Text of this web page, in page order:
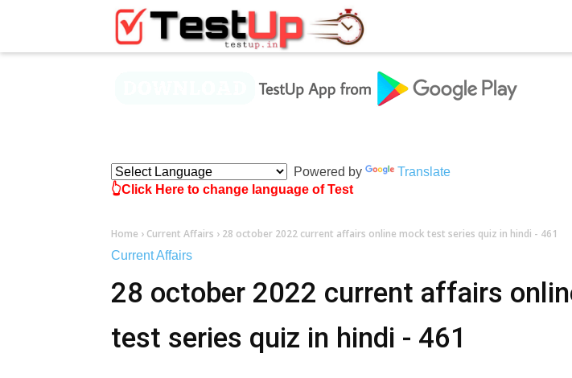
Powered by
Translate
👆Click Here to change language of Test
Home › Current Affairs › 28 october 2022 current affairs online mock test series quiz in hindi - 461
Current Affairs
28 october 2022 current affairs
test series quiz in hindi - 461